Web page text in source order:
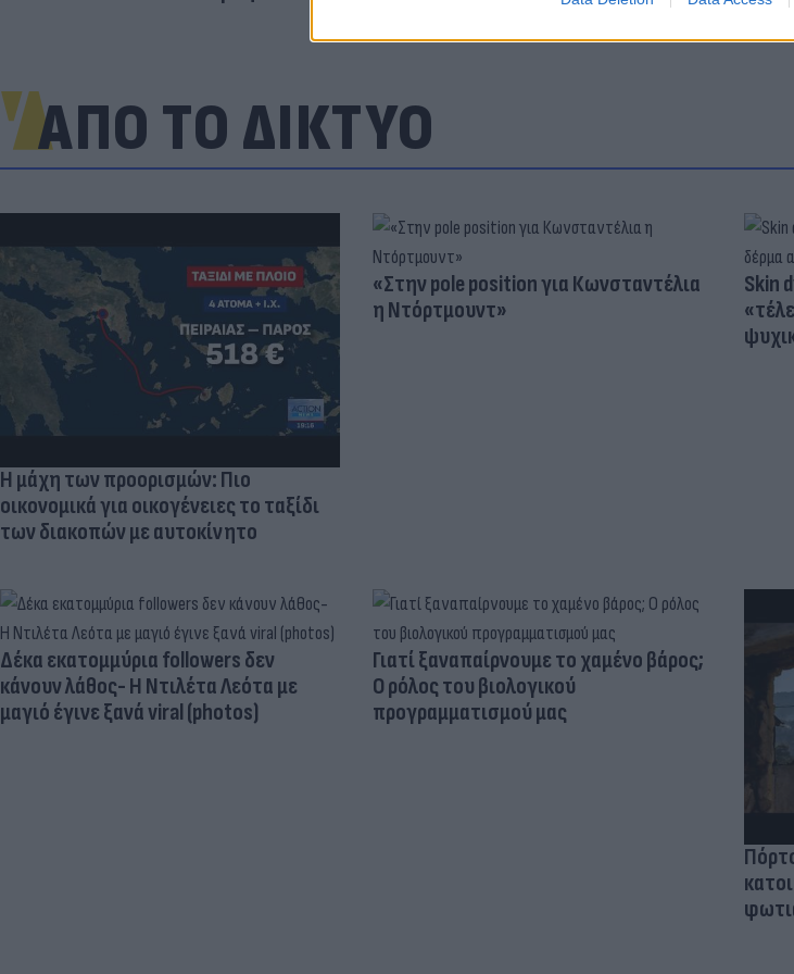
ΑΠΟ ΤΟ ΔΙΚΤΥΟ
Η μάχη των προορισμών: Πιο
οικονομικά για οικογένειες το ταξίδι
των διακοπών με αυτοκίνητο
«Στην pole position για Κωνσταντέλια
η Ντόρτμουντ»
Skin
Δέκα εκατομμύρια followers δεν
κάνουν λάθος- Η Ντιλέτα Λεότα με
μαγιό έγινε ξανά viral (photos)
Γιατί ξαναπαίρνουμε το χαμένο βάρος;
Ο ρόλος του βιολογικού
προγραμματισμού μας